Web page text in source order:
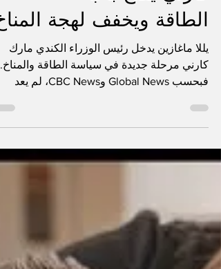
كارني يفتح باب
الطاقة ويخفف لهجة
يللا ماغازين يدخل رئيس الوزراء الكندي مارك
كارني مرحلة جديدة في سياسة الطاقة والمناخ.
الأسعار، الاستثمار، والطاقة. كارني أقر بأن
الانبعاثات الكندية قد تكون أعلى مما كان متوقعاً
واضحة. كندا لا تتخلى رسمياً عن أهدافها
لكنها تغيّر الطريق للوصول إليها. التحول الأبرز